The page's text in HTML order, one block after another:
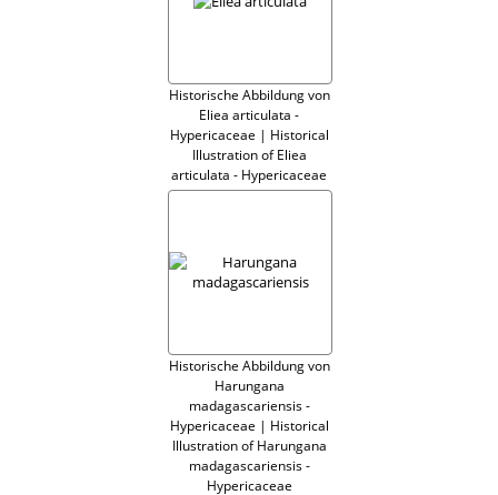
Historische Abbildung von
Eliea articulata -
Hypericaceae | Historical
Illustration of Eliea
articulata - Hypericaceae
Historische Abbildung von
Harungana
madagascariensis -
Hypericaceae | Historical
Illustration of Harungana
madagascariensis -
Hypericaceae